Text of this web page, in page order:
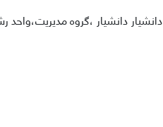
دانشیار دانشیار ،گروه